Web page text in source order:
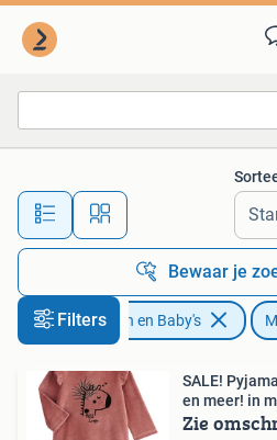
Alle afstanden…
Bewaar je
Filters
Kinderen en Baby's
SALE!
en meer! in
Zie